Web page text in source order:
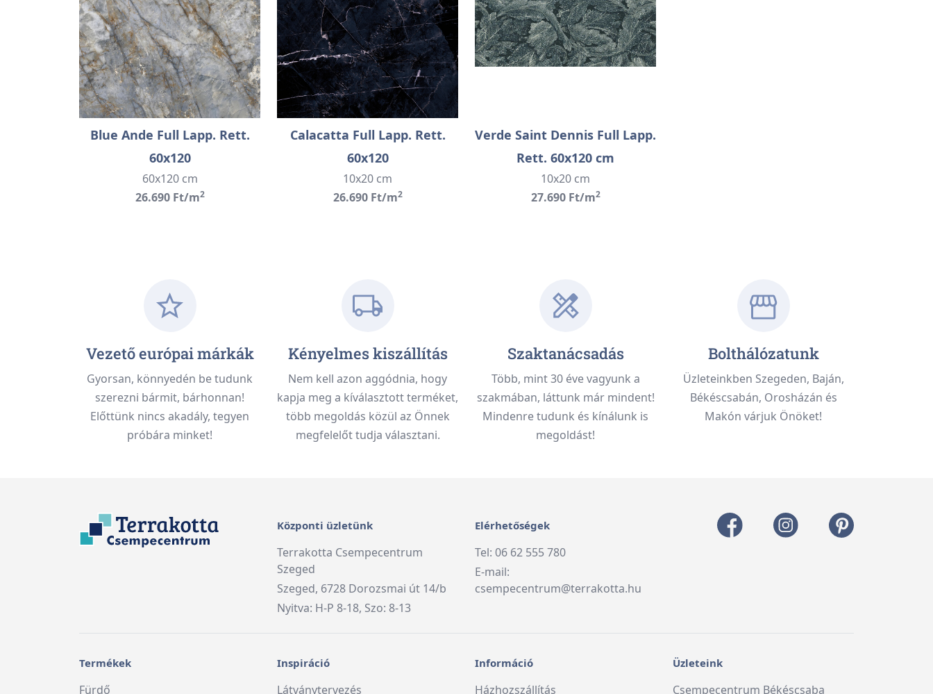
Blue Ande Full Lapp. Rett.
60x120
60x120 cm
26.690 Ft/m2
Calacatta Full Lapp. Rett.
60x120
10x20 cm
26.690 Ft/m2
Verde Saint Dennis Full Lapp.
Rett. 60x120 cm
10x20 cm
27.690 Ft/m2
Vezető európai márkák
Gyorsan, könnyedén be tudunk
szerezni bármit, bárhonnan!
Előttünk nincs akadály, tegyen
próbára minket!
Kényelmes kiszállítás
Nem kell azon aggódnia, hogy
kapja meg a kíválasztott terméket,
több megoldás közül az Önnek
megfelelőt tudja választani.
Szaktanácsadás
Több, mint 30 éve vagyunk a
szakmában, láttunk már mindent!
Mindenre tudunk és kínálunk is
megoldást!
Bolthálózatunk
Üzleteinkben Szegeden, Baján,
Békéscsabán, Orosházán és
Makón várjuk Önöket!
Központi üzletünk
Terrakotta Csempecentrum
Szeged
Szeged, 6728 Dorozsmai út 14/b
Nyitva: H-P 8-18, Szo: 8-13
Elérhetőségek
Tel: 06 62 555 780
E-mail:
csempecentrum@terrakotta.hu
Termékek
Fürdő
Inspiráció
Látványtervezés
Információ
Házhozszállítás
Üzleteink
Csempecentrum Békéscsaba